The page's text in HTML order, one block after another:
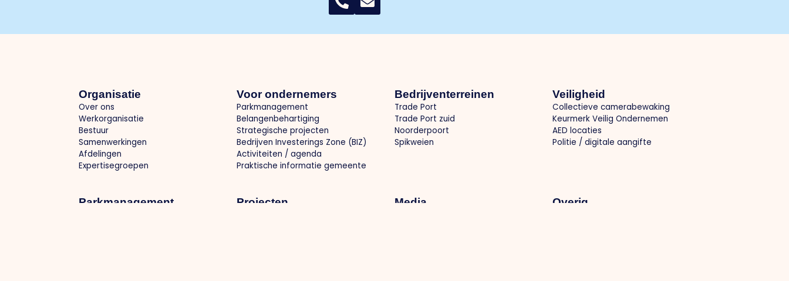
Organisatie
Over ons
Werkorganisatie
Bestuur
Samenwerkingen
Afdelingen
Expertisegroepen
Voor ondernemers
Parkmanagement
Belangenbehartiging
Strategische projecten
Bedrijven Investerings Zone (BIZ)
Activiteiten / agenda
Praktische informatie gemeente
Bedrijventerreinen
Trade Port
Trade Port zuid
Noorderpoort
Spikweien
Veiligheid
Collectieve camerabewaking
Keurmerk Veilig Ondernemen
AED locaties
Politie / digitale aangifte
Parkmanagement Projecten Media Overig